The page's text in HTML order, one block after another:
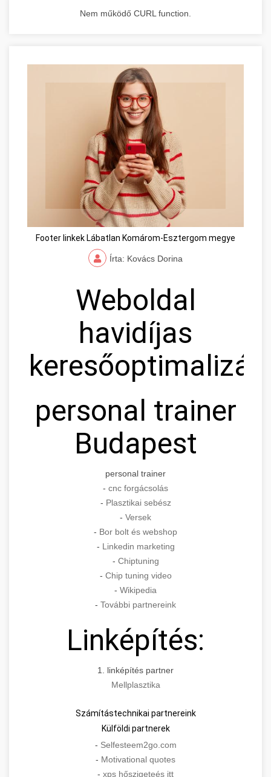
Nem működő CURL function.
Footer linkek Lábatlan Komárom-Esztergom megye
Írta: Kovács Dorina
Weboldal
havidíjas
personal trainer
Budapest
personal trainer
- cnc forgácsolás
- Plasztikai sebész
- Versek
- Bor bolt és webshop
- Linkedin marketing
- Chiptuning
- Chip tuning video
- Wikipedia
- További partnereink
Linképítés:
1. linképítés partner
Mellplasztika
Számítástechnikai partnereink
Külföldi partnerek
- Selfesteem2go.com
- Motivational quotes
- xps hőszigeteés itt